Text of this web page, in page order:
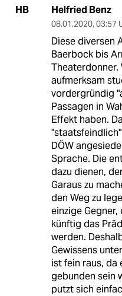
HB Helfried Benz
08.01.2020, 03:57
Diese diversen
Baerbock bis
aufmerksam
vordergründig
Passagen in
Effekt haben.
DÖW
Sprache. Die
dazu dienen,
Garaus zu
den Weg zu
einzige
künftig das
werden.
Gewissens
ist fein raus, da
gebunden sein
putzt sich